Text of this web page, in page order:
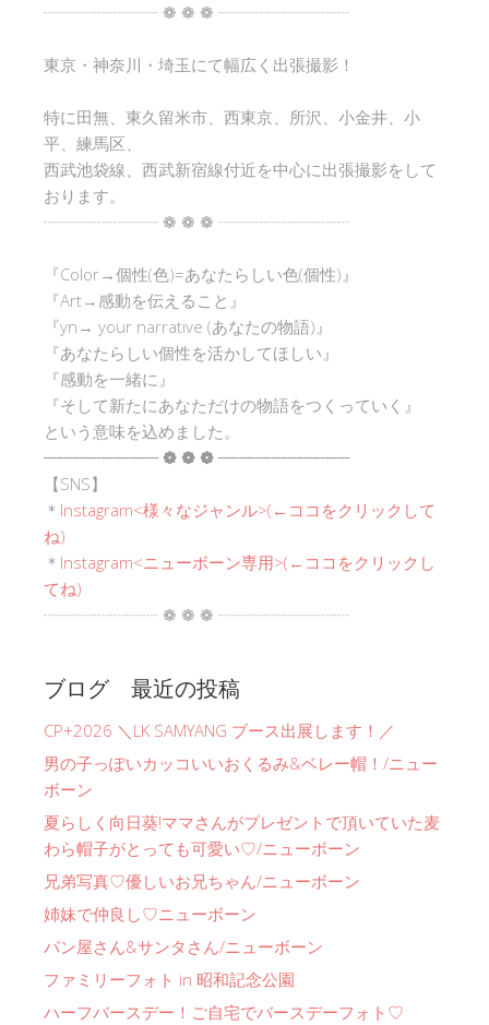
┈┈┈┈┈┈┈ ❁ ❁ ❁ ┈┈┈┈┈┈┈┈
東京・神奈川・埼玉にて幅広く出張撮影！
特に田無、東久留米市、西東京、所沢、小金井、小
平、練馬区、
西武池袋線、西武新宿線付近を中心に出張撮影をして
おります。
┈┈┈┈┈┈┈ ❁ ❁ ❁ ┈┈┈┈┈┈┈┈
『Color→個性(色)=あなたらしい色(個性)』
『Art→感動を伝えること』
『yn→ your narrative (あなたの物語)』
『あなたらしい個性を活かしてほしい』
『感動を一緒に』
『そして新たにあなただけの物語をつくっていく』
という意味を込めました。
┈┈┈┈┈┈┈ ❁ ❁ ❁ ┈┈┈┈┈┈┈┈
【SNS】
＊ Instagram<様々なジャンル>(←ココをクリックして
ね)
＊ Instagram<ニューボーン専用>(←ココをクリックし
てね)
┈┈┈┈┈┈┈ ❁ ❁ ❁ ┈┈┈┈┈┈┈┈
ブログ 最近の投稿
CP+2026 ＼LK SAMYANG ブース出展します！／
男の子っぽいカッコいいおくるみ&ベレー帽！/ニュー
ボーン
夏らしく向日葵!ママさんがプレゼントで頂いていた麦
わら帽子がとっても可愛い♡/ニューボーン
兄弟写真♡優しいお兄ちゃん/ニューボーン
姉妹で仲良し♡ニューボーン
パン屋さん&サンタさん/ニューボーン
ファミリーフォト in 昭和記念公園
ハーフバースデー！ご自宅でバースデーフォト♡